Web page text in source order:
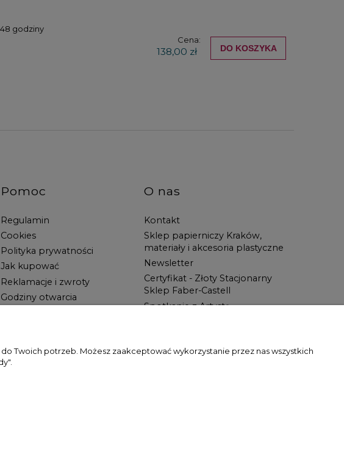
godziny
Cena:
138,00 zł DO KOSZYKA
Pomoc
Regulamin
Cookies
Polityka prywatności
Jak kupować
Reklamacje i zwroty
Godziny otwarcia
O nas
Kontakt
Sklep papierniczy Kraków,
materiały i akcesoria plastyczne
Newsletter
Certyfikat - Złoty Stacjonarny
Sklep Faber-Castell
Spotkanie z Artystą
Artysty!
ich bez zgody właściciela witryny jest zabronione.
Twoich potrzeb. Możesz zaakceptować wykorzystanie przez nas wszystkich